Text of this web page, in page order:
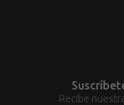
Recibe